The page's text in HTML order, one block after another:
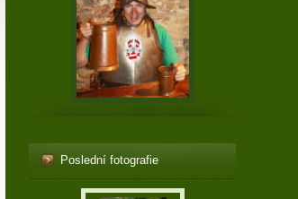
Poslední fotografie